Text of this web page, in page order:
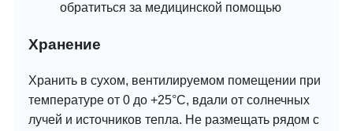
обратиться за медицинской помощью
Хранение
Хранить в сухом, вентилируемом помещении при
температуре от 0 до +25°C, вдали от солнечных
лучей и источников тепла. Не размещать рядом с